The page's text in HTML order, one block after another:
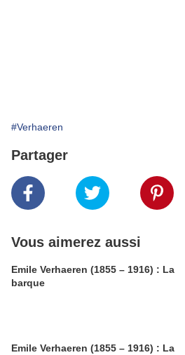
#Verhaeren
Partager
Vous aimerez aussi
Emile Verhaeren (1855 – 1916) : La
barque
Emile Verhaeren (1855 – 1916) : La